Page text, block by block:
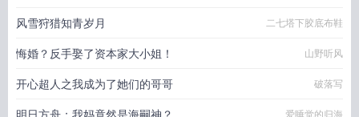
风雪狩猎知青岁月 二七塔下胶底布鞋
悔婚？反手娶了资本家大小姐！ 山野听风
开心超人之我成为了她们的哥哥 破落写
爱睡觉的归海